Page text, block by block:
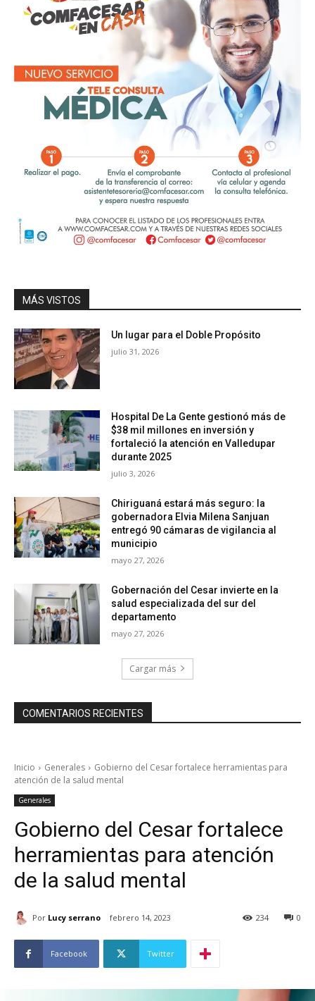
MÁS VISTOS
Un lugar para el Doble Propósito
julio 31, 2026
Hospital De La Gente gestionó más de
$38 mil millones en inversión y
fortaleció la atención en Valledupar
durante 2025
julio 3, 2026
Chiriguaná estará más seguro: la
gobernadora Elvia Milena Sanjuan
entregó 90 cámaras de vigilancia al
municipio
mayo 27, 2026
Gobernación del Cesar invierte en la
salud especializada del sur del
departamento
mayo 27, 2026
Cargar más
COMENTARIOS RECIENTES